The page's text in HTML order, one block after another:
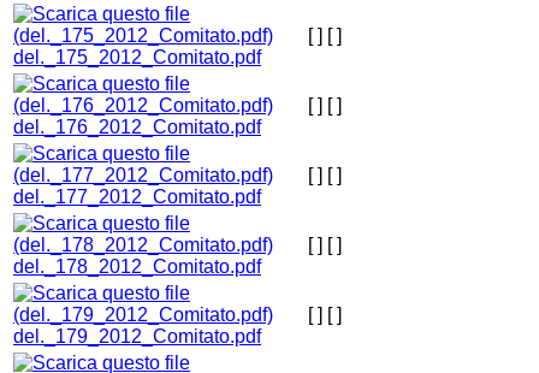
del._175_2012_Comitato.pdf
[ ] [ ]
del._176_2012_Comitato.pdf
[ ] [ ]
del._177_2012_Comitato.pdf
[ ] [ ]
del._178_2012_Comitato.pdf
[ ] [ ]
del._179_2012_Comitato.pdf
[ ] [ ]